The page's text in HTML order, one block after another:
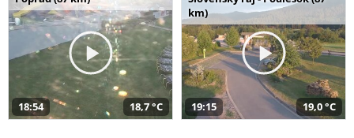
18:54 18,7 °C
km)
19:15 19,0 °C